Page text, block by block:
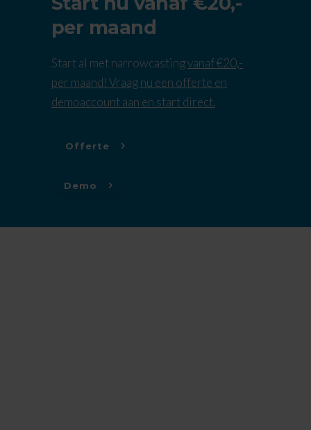
per maand
Start al met narrowcastingvanaf €20,-
per maand! Vraag nu een offerte en
demoaccount aan en start direct.
Offerte
Demo